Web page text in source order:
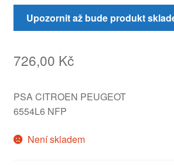
Upozornit až bude produkt
726,00 Kč
PSA CITROEN PEUGEOT
6554L6 NFP
Není skladem